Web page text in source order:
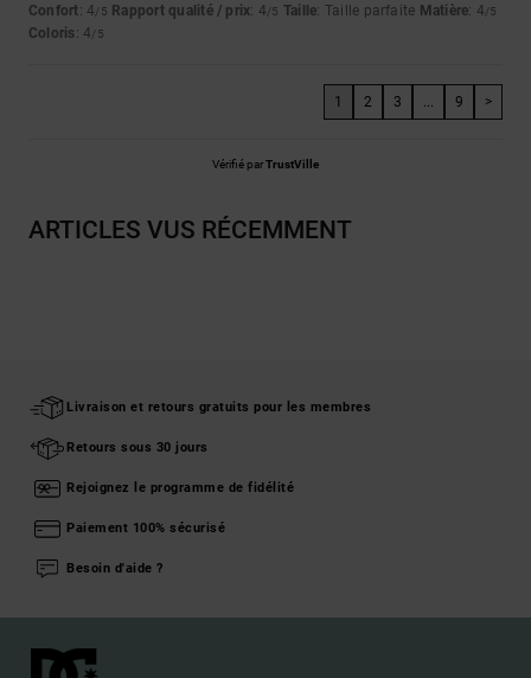
Confort: 4/5 Rapport qualité / prix: 4/5 Taille: Taille parfaite Matière: 4/5
Coloris: 4/5
1 2 3 ... 9 >
Vérifié parTrustVille
ARTICLES VUS RÉCEMMENT
Livraison et retours gratuits pour les membres
Retours sous 30 jours
Rejoignez le programme de fidélité
Paiement 100% sécurisé
Besoin d'aide ?